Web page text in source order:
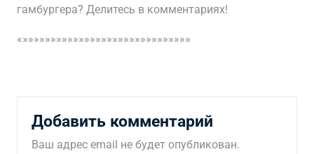
гамбургера? Делитесь в комментариях!
«»»»»»»»»»»»»»»»»»»»»»»»»»»»»»»
Добавить комментарий
Ваш адрес email не будет опубликован.